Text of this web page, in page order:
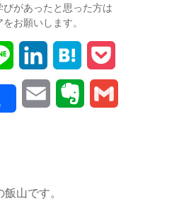
があったと思った方は
お願いします。
i
n
i
n
d
a
t
o
c
山です。